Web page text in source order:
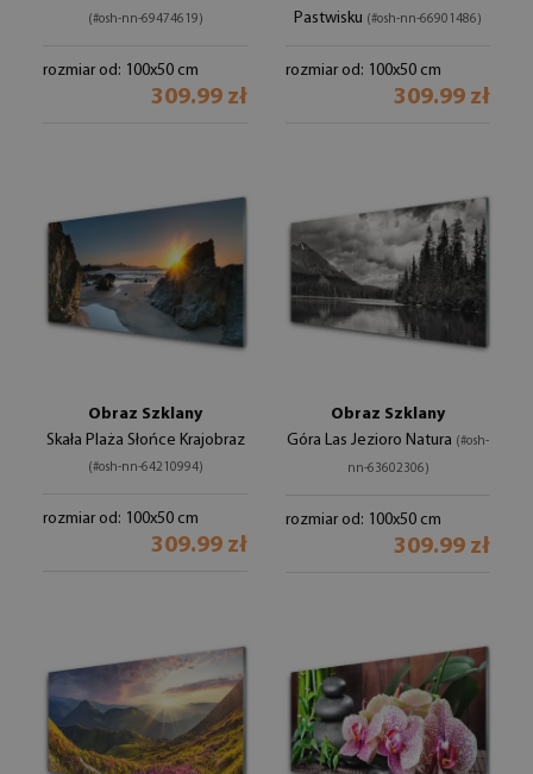
(#osh-nn-69474619)
rozmiar od: 100x50 cm
309.99 zł
Pastwisku (#osh-nn-66901486)
rozmiar od: 100x50 cm
309.99 zł
Obraz Szklany
Skała Plaża Słońce Krajobraz
(#osh-nn-64210994)
rozmiar od: 100x50 cm
309.99 zł
Obraz Szklany
Góra Las Jezioro Natura (#osh-
nn-63602306)
rozmiar od: 100x50 cm
309.99 zł